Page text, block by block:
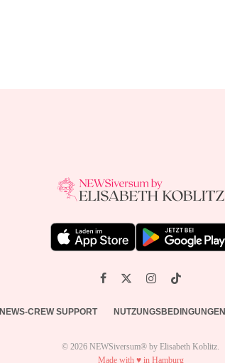
NEWS-CREW SUPPORT NUTZUNGSBEDINGUNGEN
© 2026 NEWSiversum® by Elisabeth Koblitz.
Made with ♥ in Hamburg